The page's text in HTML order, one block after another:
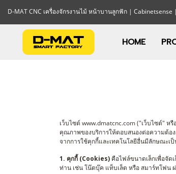
D-MAT CNC เครื่องจักรงานไม้ หน้าบานลูกฟัก |
HOME
เว็บไซต์ www.dmatcnc.com ("เว็บไซต์" ห
คุณภาพของบริการให้ตอบสนองต่อความต้อง
จากการใช้คุกกี้และเทคโนโลยีอื่นมีลักษณะเ
1. คุกกี้ (Cookies) คือไฟล์ขนาดเล็กเพื่อจัด
ท่าน เช่น โน๊ตบุ๊ค แท็บเล็ต หรือ สมาร์ทโฟน